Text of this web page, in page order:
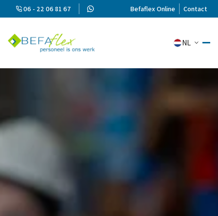
06 - 22 06 81 67 Befaflex Online Contact
NL